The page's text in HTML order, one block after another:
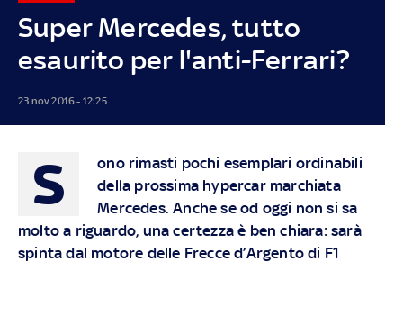
Super Mercedes, tutto
esaurito per l'anti-Ferrari?
23 nov 2016 - 12:25
S
ono rimasti pochi esemplari ordinabili
della prossima hypercar marchiata
Mercedes. Anche se od oggi non si sa
molto a riguardo, una certezza è ben chiara: sarà
spinta dal motore delle Frecce d’Argento di F1